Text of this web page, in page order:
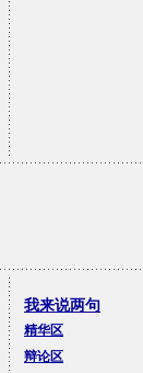
我来说两句
精华区
辩论区